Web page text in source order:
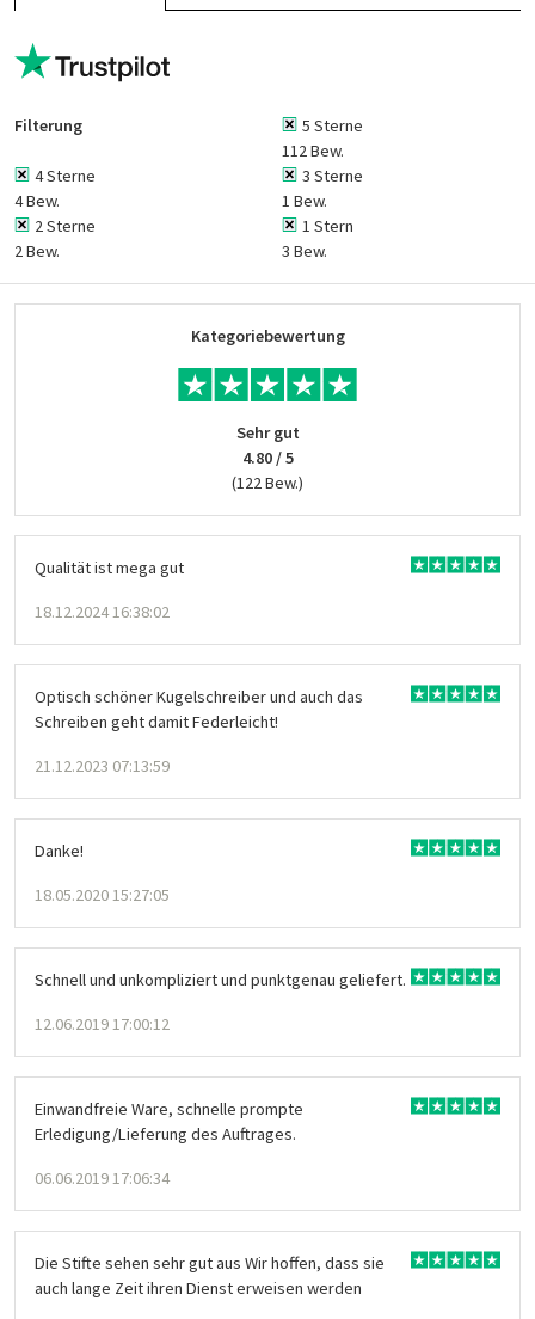
Filterung
5 Sterne
112 Bew.
4 Sterne
4 Bew.
3 Sterne
1 Bew.
2 Sterne
2 Bew.
1 Stern
3 Bew.
Qualität ist mega gut
18.12.2024 16:38:02
Optisch schöner Kugelschreiber und auch das
Schreiben geht damit Federleicht!
21.12.2023 07:13:59
Danke!
18.05.2020 15:27:05
Schnell und unkompliziert und punktgenau geliefert.
12.06.2019 17:00:12
Einwandfreie Ware, schnelle prompte
Erledigung/Lieferung des Auftrages.
06.06.2019 17:06:34
Die Stifte sehen sehr gut aus Wir hoffen, dass sie
auch lange Zeit ihren Dienst erweisen werden
Kategoriebewertung
Sehr gut
4.80 / 5
(122 Bew.)